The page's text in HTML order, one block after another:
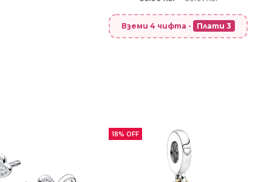
Вземи 4 чифта - Плати 3
18% OFF